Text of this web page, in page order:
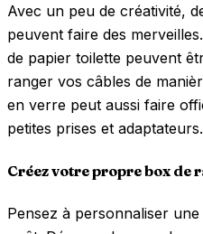
Avec un peu de créativité,
peuvent faire des
de papier toilette peuvent
ranger vos câbles de
en verre peut aussi faire
petites prises et adaptateurs.
Créez votre propre box de
Pensez à personnaliser